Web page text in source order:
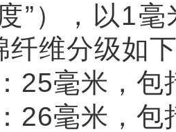
”），以1
纤维分级如
25毫米，包
26毫米，